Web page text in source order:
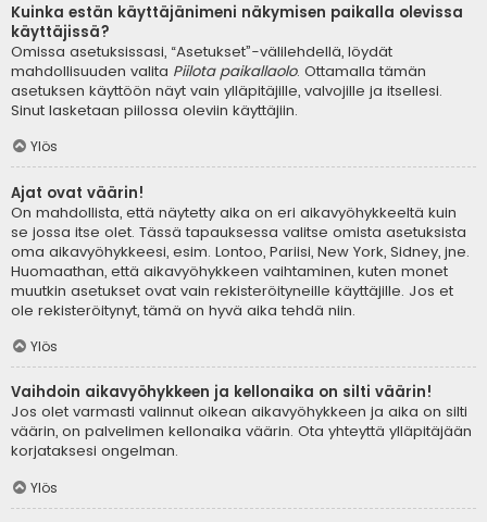
Kuinka estän käyttäjänimeni näkymisen paikalla olevissa
käyttäjissä?
Omissa asetuksissasi, “Asetukset”-välilehdellä, löydät
mahdollisuuden valita Piilota paikallaolo. Ottamalla tämän
asetuksen käyttöön näyt vain ylläpitäjille, valvojille ja itsellesi.
Sinut lasketaan piilossa oleviin käyttäjiin.
Ylös
Ajat ovat väärin!
On mahdollista, että näytetty aika on eri aikavyöhykkeeltä kuin
se jossa itse olet. Tässä tapauksessa valitse omista asetuksista
oma aikavyöhykkeesi, esim. Lontoo, Pariisi, New York, Sidney, jne.
Huomaathan, että aikavyöhykkeen vaihtaminen, kuten monet
muutkin asetukset ovat vain rekisteröityneille käyttäjille. Jos et
ole rekisteröitynyt, tämä on hyvä aika tehdä niin.
Ylös
Vaihdoin aikavyöhykkeen ja kellonaika on silti väärin!
Jos olet varmasti valinnut oikean aikavyöhykkeen ja aika on silti
väärin, on palvelimen kellonaika väärin. Ota yhteyttä ylläpitäjään
korjataksesi ongelman.
Ylös